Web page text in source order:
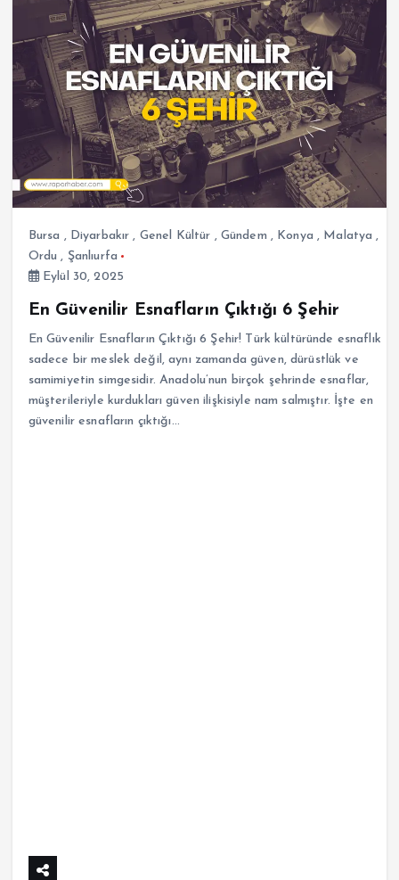
Bursa , Diyarbakır , Genel Kültür , Gündem , Konya , Malatya ,
Ordu , Şanlıurfa
Eylül 30, 2025
En Güvenilir Esnafların Çıktığı 6 Şehir
En Güvenilir Esnafların Çıktığı 6 Şehir! Türk kültüründe esnaflık
sadece bir meslek değil, aynı zamanda güven, dürüstlük ve
samimiyetin simgesidir. Anadolu’nun birçok şehrinde esnaflar,
müşterileriyle kurdukları güven ilişkisiyle nam salmıştır. İşte en
güvenilir esnafların çıktığı…